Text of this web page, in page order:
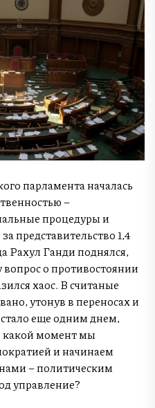
парламента началась
–
процедуры и
представительство 1,4
Рахул Ганди поднялся,
вопрос о противостоянии
хаос. В считаные
утонув в переносах и
еще одним днем,
момент мы
и начинаем
– политическим
управление?